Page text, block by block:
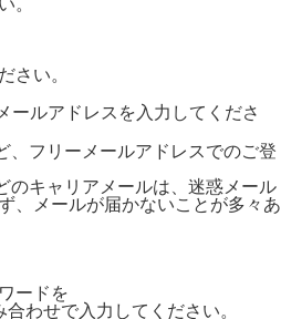
さい。
メールアドレスを入力してくださ
フリーメールアドレスでのご登
のキャリアメールは、迷惑メール
、メールが届かないことが多々あ
ードを
わせで入力してください。